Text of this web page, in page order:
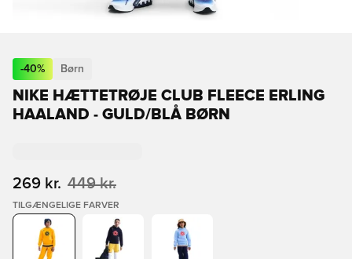
-40% Børn
NIKE HÆTTETRØJE CLUB FLEECE ERLING
HAALAND - GULD/BLÅ BØRN
269 kr. 449 kr.
TILGÆNGELIGE FARVER